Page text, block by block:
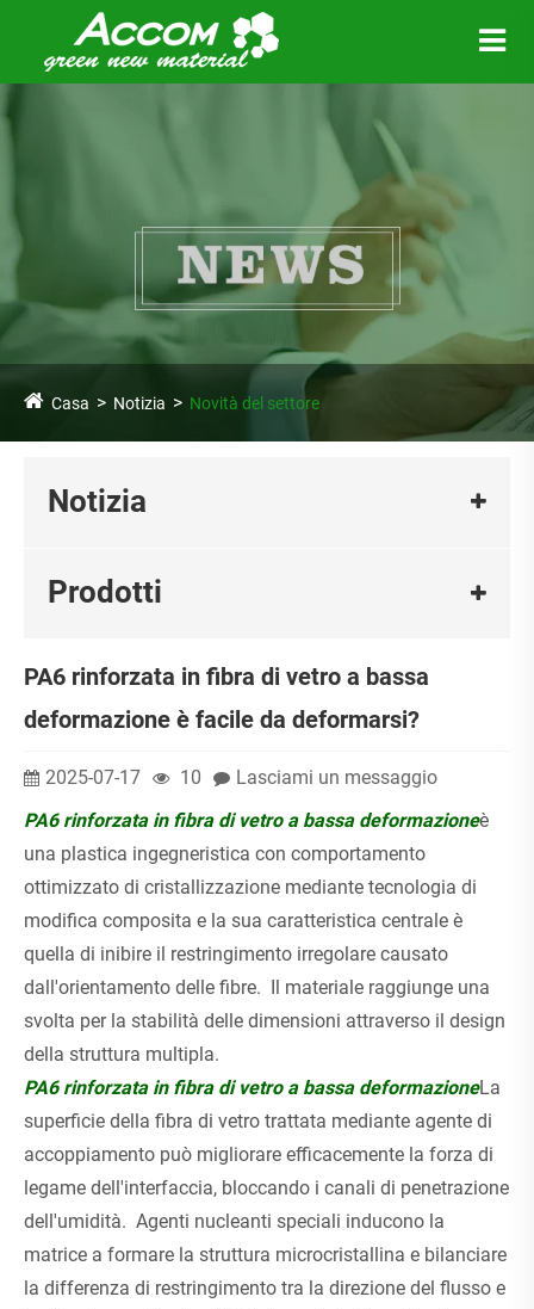
Casa Notizia Novità del settore
Notizia
Prodotti
PA6 rinforzata in fibra di vetro a bassa
deformazione è facile da deformarsi?
2025-07-17 10
Lasciami un messaggio
PA6 rinforzata in fibra di vetro a bassa deformazioneè
una plastica ingegneristica con comportamento
ottimizzato di cristallizzazione mediante tecnologia di
modifica composita e la sua caratteristica centrale è
quella di inibire il restringimento irregolare causato
dall'orientamento delle fibre. Il materiale raggiunge una
svolta per la stabilità delle dimensioni attraverso il design
della struttura multipla.
PA6 rinforzata in fibra di vetro a bassa deformazioneLa
superficie della fibra di vetro trattata mediante agente di
accoppiamento può migliorare efficacemente la forza di
legame dell'interfaccia, bloccando i canali di penetrazione
dell'umidità. Agenti nucleanti speciali inducono la
matrice a formare la struttura microcristallina e bilanciare
la differenza di restringimento tra la direzione del flusso e